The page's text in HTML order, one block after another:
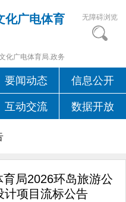
化广电体育
化广电体育局.政务
无障碍浏览
要闻动态 信息公开
互动交流 数据开放
局2026环岛旅游公
计项目流标公告